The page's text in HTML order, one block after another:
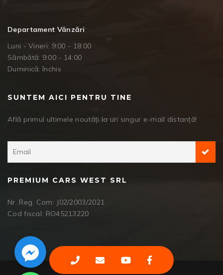
Departament Vânzări
Luni - Vineri: 9:00 - 18:00
Sâmbătă: 9:00 - 14:00
Duminică: închis
SUNTEM AICI PENTRU TINE
Află primul ultimele noutăți la un singur e-mail distanță!
PREMIUM CARS WEST SRL
Nr. Reg. Com: J02/2003/2021
Cod fiscal: RO45213220
Facebook Messenger
WhatsApp